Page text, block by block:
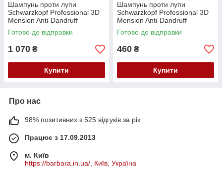
Шампунь проти лупи
Schwarzkopf Professional 3D
Mension Anti-Dandruff
Shampoo 1000, Жирні,
Комбіновані, ламкі,
Пошкоджені, Суха, Тонкі, Для
Готово до відправки
1 070 ₴
Купити
Шампунь проти лупи
Schwarzkopf Professional 3D
Mension Anti-Dandruff
Shampoo 250, Жирні,
Комбіновані, ламкі,
Пошкоджені, Суха, Тонкі, Для
Готово до відправки
460 ₴
Купити
Про нас
98% позитивних з 525 відгуків за рік
Працює з 17.09.2013
м. Київ
https://barbara.in.ua/, Київ, Україна